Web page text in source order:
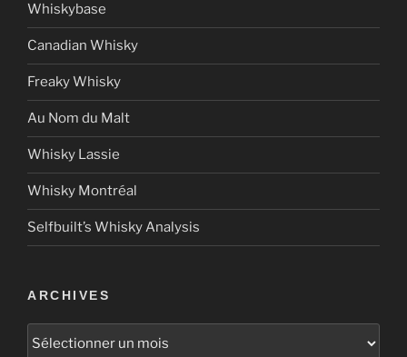
Whiskybase
Canadian Whisky
Freaky Whisky
Au Nom du Malt
Whisky Lassie
Whisky Montréal
Selfbuilt’s Whisky Analysis
ARCHIVES
Archives